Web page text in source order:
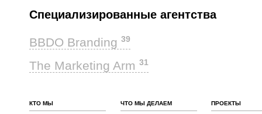
Специализированные агентства
BBDO Branding 39
The Marketing Arm 31
КТО МЫ ЧТО МЫ ДЕЛАЕМ ПРОЕКТЫ